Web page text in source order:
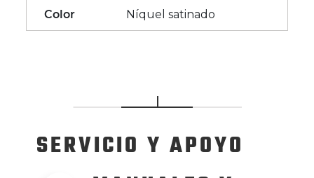
Color Níquel satinado
SERVICIO Y APOYO